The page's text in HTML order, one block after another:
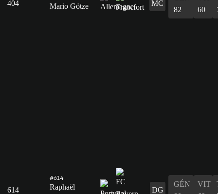
404 Mario Götze MC
82
60
614
#614
Raphaël DG
GÉN
VIT